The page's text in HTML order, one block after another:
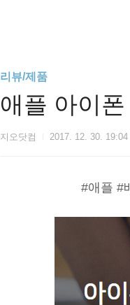
리뷰/제품
애플 아이
지오닷컴 2017. 12. 30. 19:04
#애플 #